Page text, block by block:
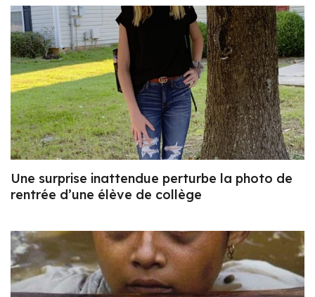
Une surprise inattendue perturbe la photo de
rentrée d’une élève de collège